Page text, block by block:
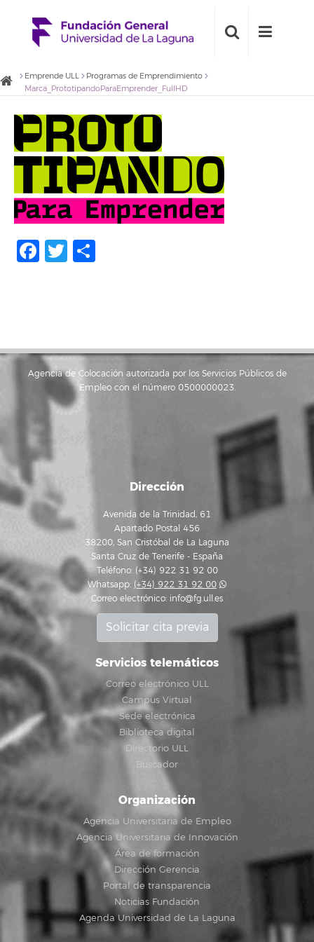
Emprende ULL
Programas de Emprendimiento
Marca_PrototipandoParaEmprender_FullHD
Facebook
Twitter
Agencia de Colocación autorizada por los Servicios Públicos de
Empleo con el número 0500000023.
Dirección
Avenida de la Trinidad, 61
Apartado Postal 456
38200, San Cristóbal de La Laguna
Santa Cruz de Tenerife - España
Teléfono: (+34) 922 31 92 00
Whatsapp: (+34) 922 31 92 00
Correo electrónico: info@fg.ull.es
Solicitar cita previa
Servicios telemáticos
Correo electrónico ULL
Campus Virtual
Sede electrónica
Biblioteca digital
Directorio ULL
Buscador
Organización
Agencia Universitaria de Empleo
Agencia Universitaria de Innovación
Área de formación
Dirección Gerencia
Portal de transparencia
Noticias Fundación
Agenda Universidad de La Laguna